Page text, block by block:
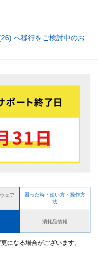
へ移行をご検討中のお
ェア
困った時・使い方・操作方
法
消耗品情報
になる場合がございます。